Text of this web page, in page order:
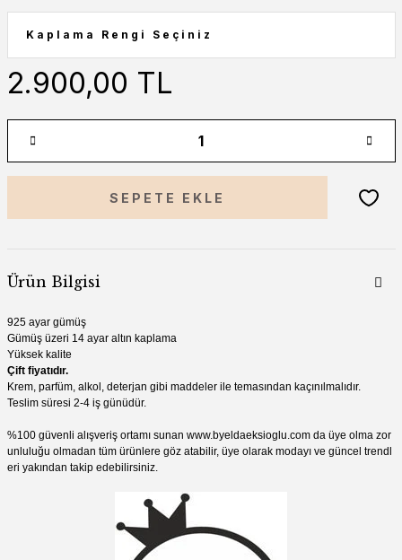
2.900,00 TL
SEPETE EKLE
Ürün Bilgisi
925 ayar gümüş
Gümüş üzeri 14 ayar altın kaplama
Yüksek kalite
Çift fiyatıdır.
Krem, parfüm, alkol, deterjan gibi madde ler ile temasından kaçınılmalıdır.
Teslim süresi 2-4 iş günüdür.
%100 güvenli alışveriş ortamı sunan www.byeldaeksioglu.comda üye olma zor
unluluğu olmadan tüm ürünlere göz atabilir, üye olarak modayı ve güncel trendl
eri yakından takip edebilirsiniz.